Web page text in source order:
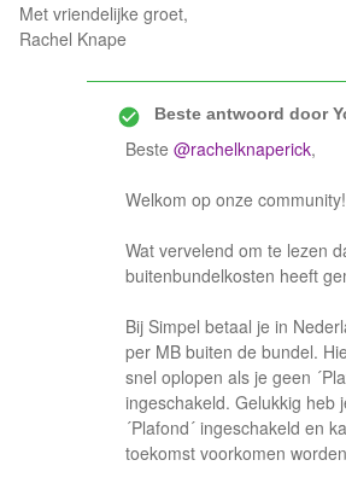
Met vriendelijke groet,
Rachel Knape
Beste antwoord door
Beste @rachelknaperick,
Welkom op onze community!
Wat vervelend om te lezen
buitenbundelkosten heeft
Bij Simpel betaal je in
per MB buiten de bundel.
snel oplopen als je geen
ingeschakeld. Gelukkig heb
´Plafond´ ingeschakeld en
toekomst voorkomen